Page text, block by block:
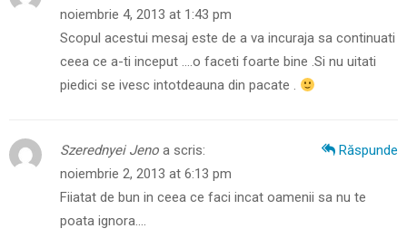
noiembrie 4, 2013 at 1:43 pm
Scopul acestui mesaj este de a va incuraja sa continuati
ceea ce a-ti inceput ….o faceti foarte bine .Si nu uitati
piedici se ivesc intotdeauna din pacate .
Răspunde
Szerednyei Jeno a scris:
noiembrie 2, 2013 at 6:13 pm
Fiiatat de bun in ceea ce faci incat oamenii sa nu te
poata ignora….